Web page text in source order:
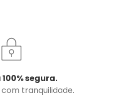
segura.
tranquilidade.